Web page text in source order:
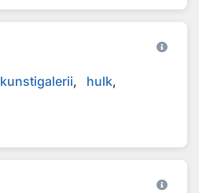
kunstigalerii
hulk